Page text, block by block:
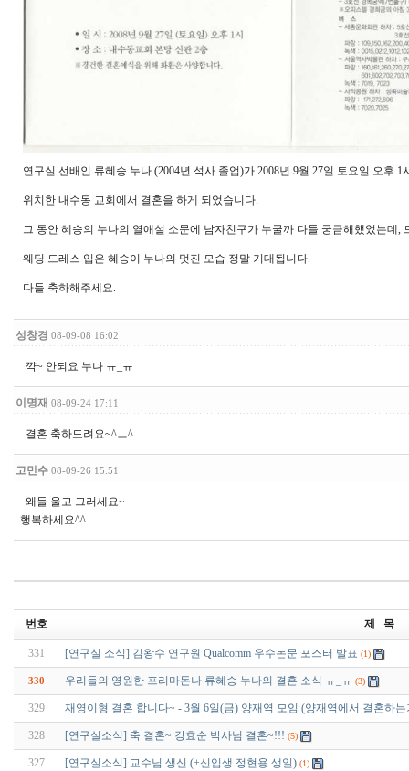
연구실 선배인 류혜승 누나 (2004년 석사 졸업)가 2008년 9월 27일 토요일 오후 1
위치한 내수동 교회에서 결혼을 하게 되었습니다.
그 동안 혜승의 누나의 열애설 소문에 남자친구가 누굴까 다들 궁금해했었는데,
웨딩 드레스 입은 혜승이 누나의 멋진 모습 정말 기대됩니다.
다들 축하해주세요.
성창경 08-09-08 16:02
꺅~ 안되요 누나 ㅠ_ㅠ
이명재 08-09-24 17:11
결혼 축하드려요~^ㅡ^
고민수 08-09-26 15:51
왜들 울고 그러세요~
행복하세요^^
번호 제 목
331 [연구실 소식] 김왕수 연구원 Qualcomm 우수논문 포스터 발표 (1)
330 우리들의 영원한 프리마돈나 류혜승 누나의 결혼 소식 ㅠ_ㅠ (3)
329 재영이형 결혼 합니다~ - 3월 6일(금) 양재역 모임 (양재역에서 결혼하
328 [연구실소식] 축 결혼~ 강효순 박사님 결혼~!!! (5)
327 [연구실소식] 교수님 생신 (+신입생 정현용 생일) (1)